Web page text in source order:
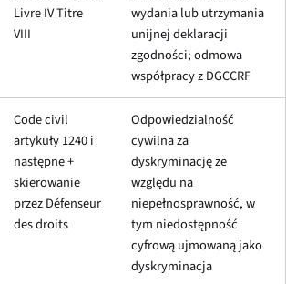
Livre IV Titre
VIII
wydania lub utrzymania
unijnej deklaracji
zgodności; odmowa
współpracy z DGCCRF
Code civil
artykuły 1240 i
następne +
skierowanie
przez Défenseur
des droits
Odpowiedzialność
cywilna za
dyskryminację ze
względu na
niepełnosprawność, w
tym niedostępność
cyfrową ujmowaną jako
dyskryminacja